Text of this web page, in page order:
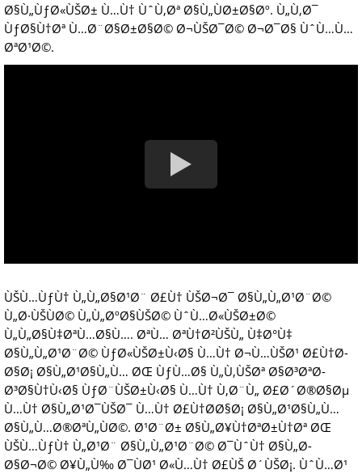
Ø§Ù„ÙƒØ«ÙŠØ± Ù…Ù† ÙˆÙ‚Øª Ø§Ù„ÙØ±Ø§Øº. Ù„Ù‚Ø¯
ÙƒØ§Ù†Øª Ù…Ø¨Ø§Ø±Ø§Ø© Ø¬ÙŠØ¯Ø© Ø¬Ø¯Ø§ ÙˆÙ…Ù…
ØªØ¹Ø©.
ÙŠÙ…ÙƒÙ† Ù„Ù„Ø§Ø¹Ø¨ Ø£Ù† ÙŠØ¬Ø¯ Ø§Ù„Ù„Ø¹Ø¨Ø©
Ù„Ø·ÙŠÙØ© Ù„Ù„ØºØ§ÙŠØ© ÙˆÙ…Ø«ÙŠØ±Ø©
Ù„Ù„Ø§Ù‡ØªÙ…Ø§Ù…. ØªÙ… ØªÙ†Ø²ÙŠÙ„ Ù‡Ø°Ù‡
Ø§Ù„Ù„Ø¹Ø¨Ø© ÙƒØ«ÙŠØ±Ù‹Ø§ Ù…Ù† Ø¬Ù…ÙŠØ¹ Ø£Ù†Ø­
Ø§Ø¡ Ø§Ù„Ø¹Ø§Ù„Ù… ØŒ ÙƒÙ…Ø§ Ù„Ù‚ÙŠØª Ø§Ø³ØªØ­
Ø³Ø§Ù†Ù‹Ø§ ÙƒØ¨ÙŠØ±Ù‹Ø§ Ù…Ù† Ù‚Ø¨Ù„ Ø£Ø´Ø®Ø§Øµ
Ù…Ù† Ø§Ù„Ø¹Ø¯ÙŠØ¯ Ù…Ù† Ø£Ù†Ø­Ø§Ø¡ Ø§Ù„Ø¹Ø§Ù„Ù…
Ø§Ù„Ù…Ø®ØªÙ„ÙØ©. Ø¹Ø¨Ø± Ø§Ù„Ø¥Ù†ØªØ±Ù†Øª ØŒ
ÙŠÙ…ÙƒÙ† Ù„Ø¹Ø¨ Ø§Ù„Ù„Ø¹Ø¨Ø© Ø¯ÙˆÙ† Ø§Ù„Ø­
Ø§Ø¬Ø© Ø¥Ù„Ù‰ Ø¯ÙØ¹ Ø«Ù…Ù† Ø£ÙŠ Ø´ÙŠØ¡. ÙˆÙ…Ø¹